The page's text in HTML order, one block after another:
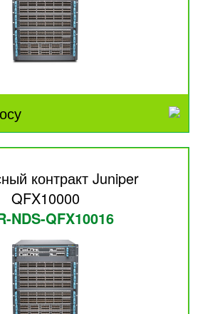
контракт Juniper
QFX10000
NDS-QFX10016